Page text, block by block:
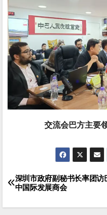
交流会巴方主要
文
章
深圳市政府副秘书长率团访
中国际发展商会